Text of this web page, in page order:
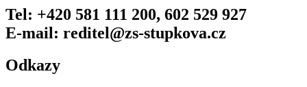
Tel: +420 581 111 200, 602 529 927
E-mail: reditel@zs-stupkova.cz
Odkazy